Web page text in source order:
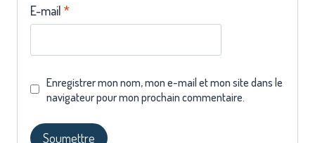
E-mail *
Enregistrer mon nom, mon e-mail et mon site dans le
navigateur pour mon prochain commentaire.